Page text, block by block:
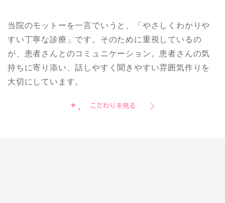
当院のモットーを一言でいうと、「やさしくわかりや
すい丁寧な診療」です。そのために重視しているの
が、患者さんとのコミュニケーション。患者さんの気
持ちに寄り添い、話しやすく聞きやすい雰囲気作りを
大切にしています。
こだわりを見る